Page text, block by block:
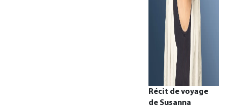
Récit de voyage
de Susanna